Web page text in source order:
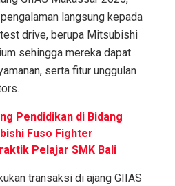
langsung kepada
drive, berupa Mitsubishi
sehingga mereka dapat
serta fitur unggulan
Pendidikan di Bidang
Fuso Fighter
Pelajar SMK Bali
transaksi di ajang GIIAS